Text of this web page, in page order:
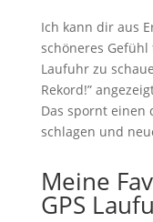
Ich kann dir aus
schöneres
Laufuhr zu
Rekord!”
Das spornt einen
schlagen und
Meine
GPS